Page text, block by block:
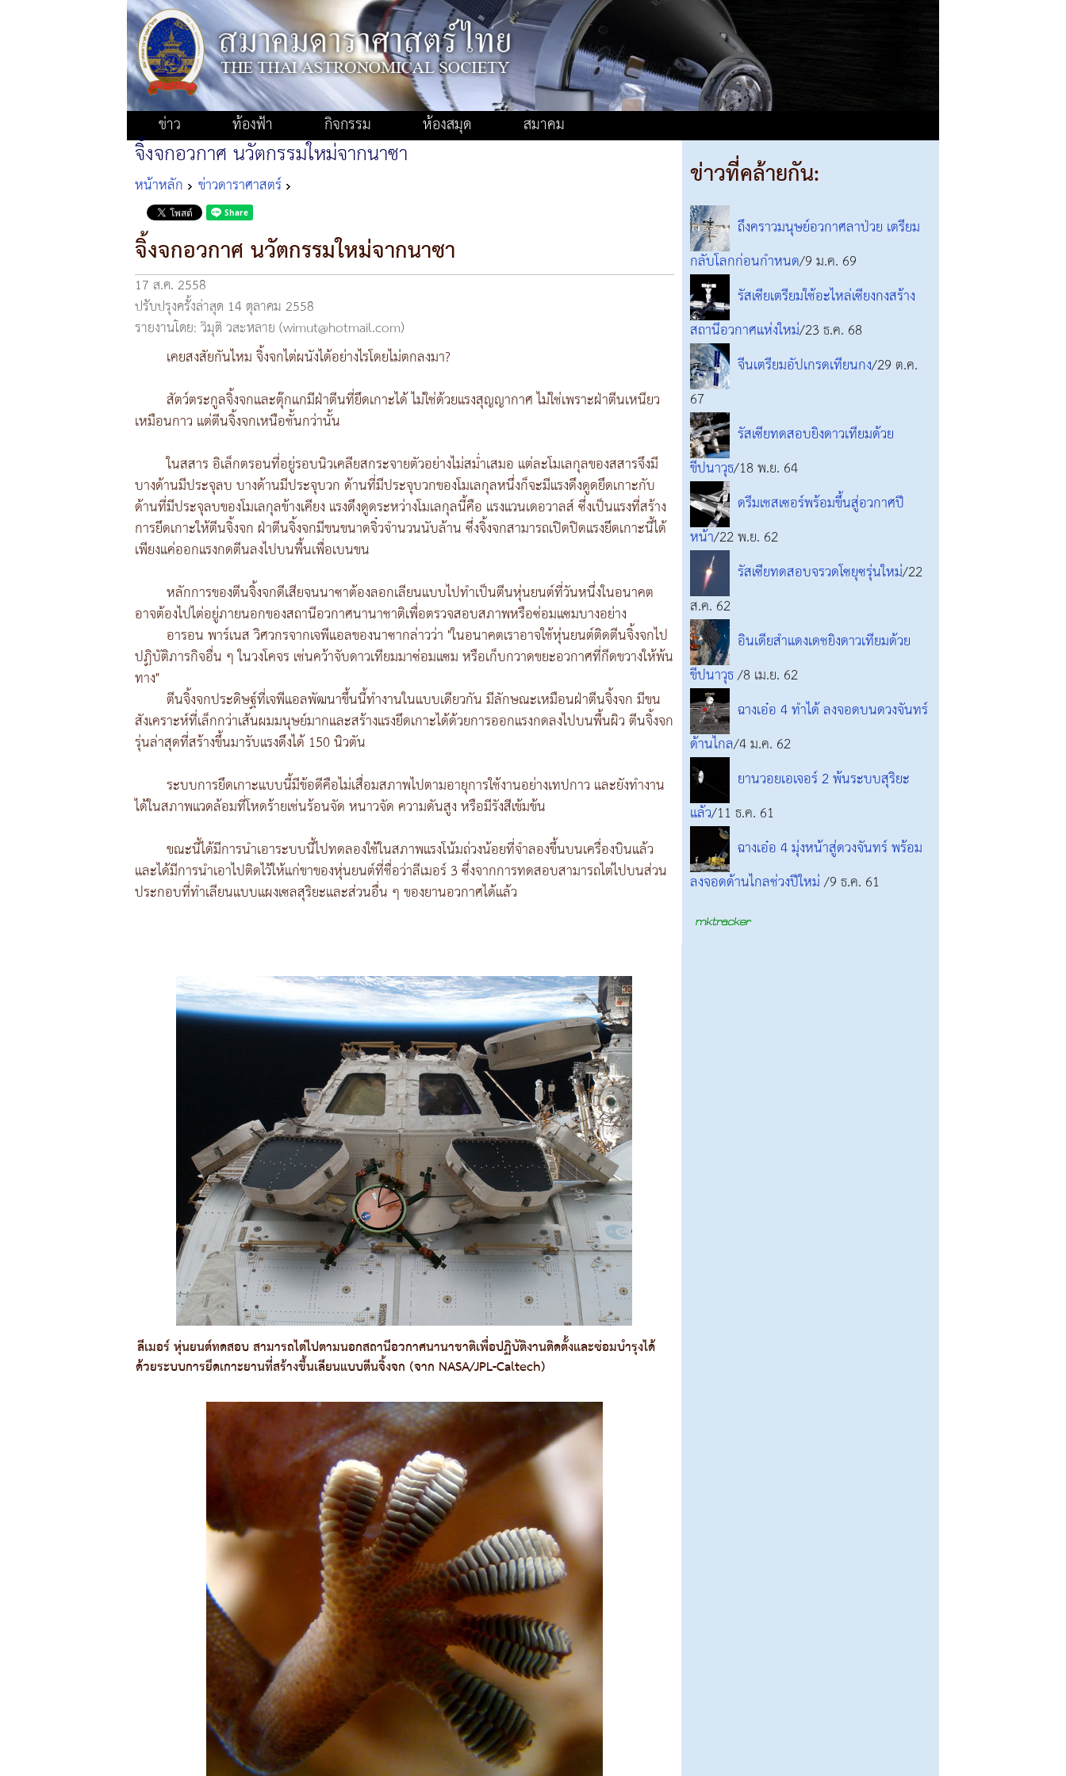
ข่าว ท้องฟ้า กิจกรรม ห้องสมุด สมาคม
จิ้งจกอวกาศ นวัตกรรมใหม่จากนาซา
หน้าหลัก ข่าวดาราศาสตร์
จิ้งจกอวกาศ นวัตกรรมใหม่จากนาซา
17 ส.ค. 2558
ปรับปรุงครั้งล่าสุด 14 ตุลาคม 2558
รายงานโดย: วิมุติ วสะหลาย (wimut@hotmail.com)
เคยสงสัยกันไหม จิ้งจกไต่ผนังได้อย่างไรโดยไม่ตกลงมา?
สัตว์ตระกูลจิ้งจกและตุ๊กแกมีฝ่าตีนที่ยึดเกาะได้ ไม่ใช่ด้วยแรงสุญญากาศ ไม่ใช่เพราะฝ่าตีนเหนียว
เหมือนกาว แต่ตีนจิ้งจกเหนือชั้นกว่านั้น
ในสสาร อิเล็กตรอนที่อยู่รอบนิวเคลียสกระจายตัวอย่างไม่สม่ำเสมอ แต่ละโมเลกุลของสสารจึงมี
บางด้านมีประจุลบ บางด้านมีประจุบวก ด้านที่มีประจุบวกของโมเลกุลหนึ่งก็จะมีแรงดึงดูดยึดเกาะกับ
ด้านที่มีประจุลบของโมเลกุลข้างเคียง แรงดึงดูดระหว่างโมเลกุลนี้คือ แรงแวนเดอวาลส์ ซึ่งเป็นแรงที่สร้าง
การยึดเกาะให้ตีนจิ้งจก ฝ่าตีนจิ้งจกมีขนขนาดจิ๋วจำนวนนับล้าน ซึ่งจิ้งจกสามารถเปิดปิดแรงยึดเกาะนี้ได้
เพียงแค่ออกแรงกดตีนลงไปบนพื้นเพื่อเบนขน
หลักการของตีนจิ้งจกดีเสียจนนาซาต้องลอกเลียนแบบไปทำเป็นตีนหุ่นยนต์ที่วันหนึ่งในอนาคต
อาจต้องไปไต่อยู่ภายนอกของสถานีอวกาศนานาชาติเพื่อตรวจสอบสภาพหรือซ่อมแซมบางอย่าง
อารอน พาร์เนส วิศวกรจากเจพีแอลของนาซากล่าวว่า "ในอนาคตเราอาจใช้หุ่นยนต์ติดตีนจิ้งจกไป
ปฏิบัติภารกิจอื่น ๆ ในวงโคจร เช่นคว้าจับดาวเทียมมาซ่อมแซม หรือเก็บกวาดขยะอวกาศที่กีดขวางให้พ้น
ทาง"
ตีนจิ้งจกประดิษฐ์ที่เจพีแอลพัฒนาขึ้นนี้ทำงานในแบบเดียวกัน มีลักษณะเหมือนฝ่าตีนจิ้งจก มีขน
สังเคราะห์ที่เล็กกว่าเส้นผมมนุษย์มากและสร้างแรงยึดเกาะได้ด้วยการออกแรงกดลงไปบนพื้นผิว ตีนจิ้งจก
รุ่นล่าสุดที่สร้างขึ้นมารับแรงดึงได้ 150 นิวตัน
ระบบการยึดเกาะแบบนี้มีข้อดีคือไม่เสื่อมสภาพไปตามอายุการใช้งานอย่างเทปกาว และยังทำงาน
ได้ในสภาพแวดล้อมที่โหดร้ายเช่นร้อนจัด หนาวจัด ความดันสูง หรือมีรังสีเข้มข้น
ขณะนี้ได้มีการนำเอาระบบนี้ไปทดลองใช้ในสภาพแรงโน้มถ่วงน้อยที่จำลองขึ้นบนเครื่องบินแล้ว
และได้มีการนำเอาไปติดไว้ให้แก่ขาของหุ่นยนต์ที่ชื่อว่าลีเมอร์ 3 ซึ่งจากการทดสอบสามารถไต่ไปบนส่วน
ประกอบที่ทำเลียนแบบแผงเซลสุริยะและส่วนอื่น ๆ ของยานอวกาศได้แล้ว
ข่าวที่คล้ายกัน:
ถึงคราวมนุษย์อวกาศลาป่วย เตรียม
กลับโลกก่อนกำหนด/9 ม.ค. 69
รัสเซียเตรียมใช้อะไหล่เซียงกงสร้าง
สถานีอวกาศแห่งใหม่/23 ธ.ค. 68
จีนเตรียมอัปเกรดเทียนกง/29 ต.ค.
67
รัสเซียทดสอบยิงดาวเทียมด้วย
ขีปนาวุธ/18 พ.ย. 64
ดรีมเชสเซอร์พร้อมขึ้นสู่อวกาศปี
หน้า/22 พ.ย. 62
รัสเซียทดสอบจรวดโซยุซรุ่นใหม่/22
ส.ค. 62
อินเดียสำแดงเดชยิงดาวเทียมด้วย
ขีปนาวุธ/8 เม.ย. 62
ฉางเอ๋อ 4 ทำได้ ลงจอดบนดวงจันทร์
ด้านไกล/4 ม.ค. 62
ยานวอยเอเจอร์ 2 พ้นระบบสุริยะ
แล้ว/11 ธ.ค. 61
ฉางเอ๋อ 4 มุ่งหน้าสู่ดวงจันทร์ พร้อม
ลงจอดด้านไกลช่วงปีใหม่/9 ธ.ค. 61
ลีเมอร์ หุ่นยนต์ทดสอบ สามารถไต่ไปตามนอกสถานีอวกาศนานาชาติเพื่อปฏิบัติงานติดตั้งและซ่อมบำรุงได้
ด้วยระบบการยึดเกาะยานที่สร้างขึ้นเลียนแบบตีนจิ้งจก (จาก NASA/JPL-Caltech)